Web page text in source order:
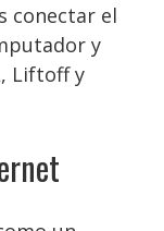
conectar el
y
Liftoff y